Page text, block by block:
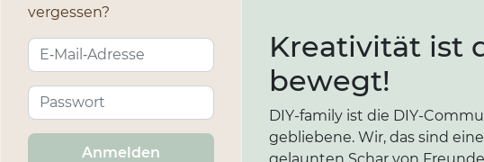
vergessen?
Anmelden
Kreativität ist
bewegt!
DIY-family ist die DIY-
gebliebene. Wir, das sind